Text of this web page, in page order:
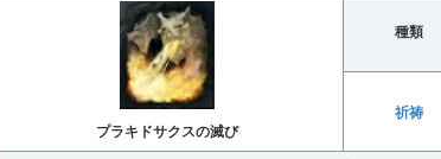
プラキドサクスの滅び
種類
祈祷